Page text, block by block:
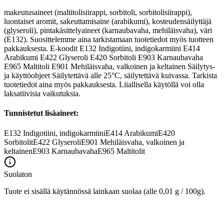
makeutusaineet (maltitolisiirappi, sorbitoli, sorbitolisiirappi),
luontaiset aromit, sakeuttamisaine (arabikumi), kosteudensäilyttäjä
(glyseroli), pintakäsittelyaineet (karnaubavaha, mehiläisvaha), väri
(E132). Suosittelemme aina tarkistamaan tuotetiedot myös tuotteen
pakkauksesta. E-koodit E132 Indigotiini, indigokarmiini E414
Arabikumi E422 Glyseroli E420 Sorbitoli E903 Karnaubavaha
E965 Maltitoli E901 Mehiläisvaha, valkoinen ja keltainen Säilytys-
ja käyttöohjeet Säilytettävä alle 25°C, säilytettävä kuivassa. Tarkista
tuotetiedot aina myös pakkauksesta. Liiallisella käytöllä voi olla
laksatiivisia vaikutuksia.
Tunnistetut lisäaineet:
E132 Indigotiini, indigokarmiiniE414 ArabikumiE420
SorbitolitE422 GlyseroliE901 Mehiläisvaha, valkoinen ja
keltainenE903 KarnaubavahaE965 Maltitolit
Suolaton
Tuote ei sisällä käytännössä lainkaan suolaa (alle 0,01 g / 100g).